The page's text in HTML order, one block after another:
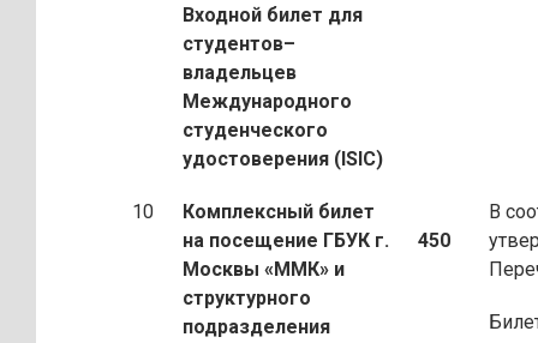
Входной билет для
студентов–
владельцев
Международного
студенческого
удостоверения (ISIC)
10
Комплексный билет
на посещение ГБУК г.
Москвы «ММК» и
структурного
подразделения
450
В